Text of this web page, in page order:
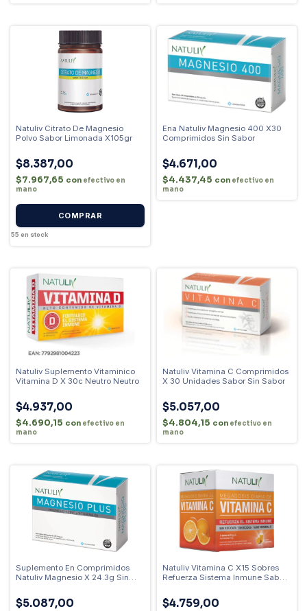
Natuliv Citrato De Magnesio
Polvo Sabor Limonada X105gr
$8.387,00
$7.967,65 con efectivo en
mano
55 en stock
Ena Natuliv Magnesio 400 X30
Comprimidos Sin Sabor
$4.671,00
$4.437,45 con efectivo en
mano
Natuliv Suplemento Vitaminico
Vitamina D X 30c Neutro Neutro
$4.937,00
$4.690,15 con efectivo en
mano
Natuliv Vitamina C Comprimidos
X 30 Unidades Sabor Sin Sabor
$5.057,00
$4.804,15 con efectivo en
mano
Suplemento En Comprimidos
Natuliv Magnesio X 24.3g Sin
$5.087,00
Natuliv Vitamina C X15 Sobres
Refuerza Sistema Inmune Sabor
$4.759,00